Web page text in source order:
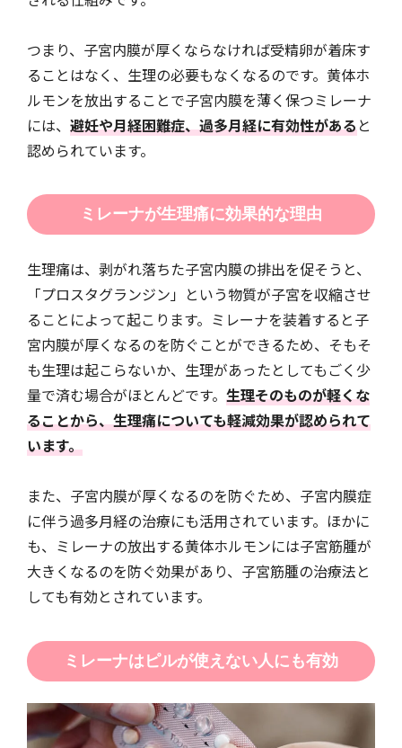
つまり、子宮内膜が厚くならなければ受精卵が着床す
ることはなく、生理の必要もなくなるのです。黄体ホ
ルモンを放出することで子宮内膜を薄く保つミレーナ
には、 避妊や月経困難症、過多月経に有効性があると
認められています。
ミレーナが生理痛に効果的な理由
生理痛は、剥がれ落ちた子宮内膜の排出を促そうと、
「プロスタグランジン」という物質が子宮を収縮させ
ることによって起こります。ミレーナを装着すると子
宮内膜が厚くなるのを防ぐことができるため、そもそ
も生理は起こらないか、生理があったとしてもごく少
量で済む場合がほとんどです。 生理そのものが軽くな
ることから、生理痛についても軽減効果が認められて
います。
また、子宮内膜が厚くなるのを防ぐため、子宮内膜症
に伴う過多月経の治療にも活用されています。ほかに
も、ミレーナの放出する黄体ホルモンには子宮筋腫が
大きくなるのを防ぐ効果があり、子宮筋腫の治療法と
しても有効とされています。
ミレーナはピルが使えない人にも有効